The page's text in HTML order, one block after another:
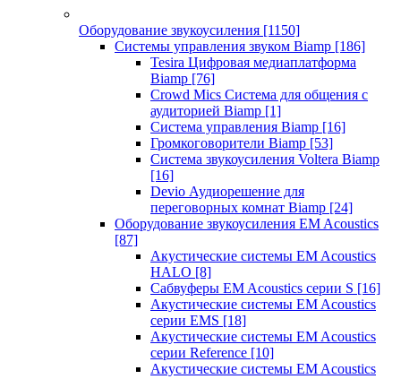
Оборудование звукоусиления [1150]
Системы управления звуком Biamp [186]
Tesira Цифровая медиаплатформа
Biamp [76]
Crowd Mics Система для общения с
аудиторией Biamp [1]
Система управления Biamp [16]
Громкоговорители Biamp [53]
Система звукоусиления Voltera Biamp
[16]
Devio Аудиорешение для
переговорных комнат Biamp [24]
Оборудование звукоусиления EM Acoustics
[87]
Акустические системы EM Acoustics
HALO [8]
Сабвуферы EM Acoustics серии S [16]
Акустические системы EM Acoustics
серии EMS [18]
Акустические системы EM Acoustics
серии Reference [10]
Акустические системы EM Acoustics